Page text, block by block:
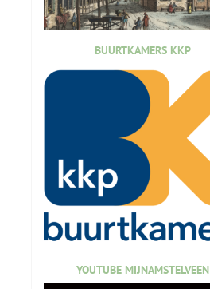
BUURTKAMERS KKP
YOUTUBE MIJNAMSTELVEEN